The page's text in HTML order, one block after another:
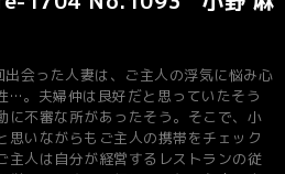
会った人妻は、ご主人の浮気に悩み心
…。夫婦仲は良好だと思っていたそう
に不審な所があったそう。そこで、小
思いながらもご主人の携帯をチェック
主人は自分が経営するレストランの従